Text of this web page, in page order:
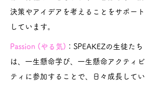
決策やアイデアを考えることをサポート
しています。
Passion (やる気) ：SPEAKEZの生徒たち
は、一生懸命学び、一生懸命アクティビ
ティに参加することで、日々成長してい